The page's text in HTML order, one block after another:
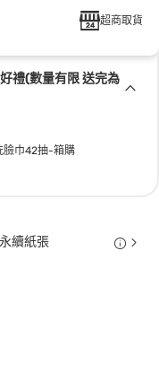
超商取貨
禮(數量有限 送完為
臉巾42抽-箱購
永續紙張